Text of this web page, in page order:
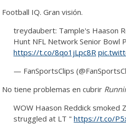
Football IQ. Gran visión.
treydaubert: Tample's Haason
Hunt NFL Network Senior Bowl
https://t.co/8qo1jLpc8R
— FanSportsClips
No tiene problemas en cubrir
WOW Haason Reddick smoked
struggled at LT " https://t.co/